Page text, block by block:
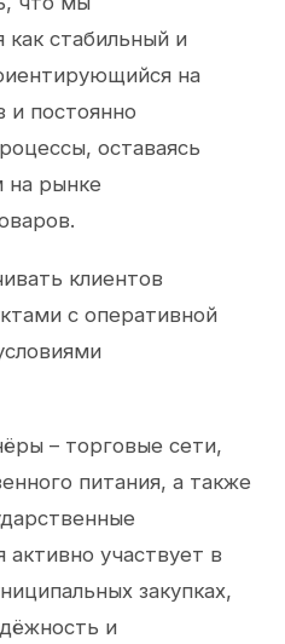
как стабильный и
на
и постоянно
оставаясь
на рынке
клиентов
с оперативной
– торговые сети,
питания, а также
участвует в
закупках,
и